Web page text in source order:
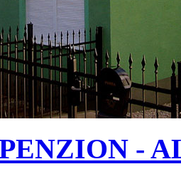
-